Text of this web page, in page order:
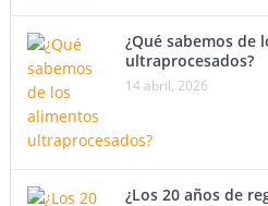
¿Qué sabemos de
ultraprocesados?
14 abril, 2026
¿Los 20 años de